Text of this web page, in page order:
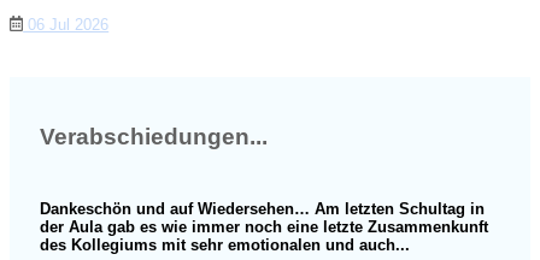
06 Jul 2026
Verabschiedungen...
Dankeschön und auf Wiedersehen… Am letzten Schultag in
der Aula gab es wie immer noch eine letzte Zusammenkunft
des Kollegiums mit sehr emotionalen und auch...